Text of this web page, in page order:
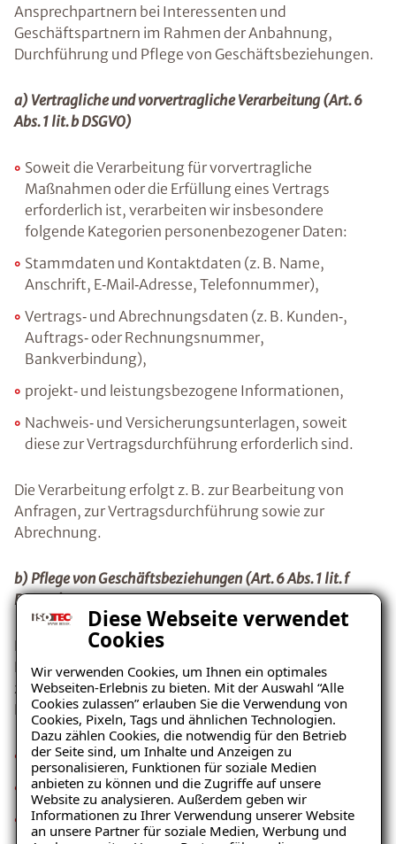
Diese Webseite verwendet
Cookies
Wir verwenden Cookies, um Ihnen ein optimales
Webseiten-Erlebnis zu bieten. Mit der Auswahl “Alle
Cookies zulassen” erlauben Sie die Verwendung von
Cookies, Pixeln, Tags und ähnlichen Technologien.
Dazu zählen Cookies, die notwendig für den Betrieb
der Seite sind, um Inhalte und Anzeigen zu
personalisieren, Funktionen für soziale Medien
anbieten zu können und die Zugriffe auf unsere
Website zu analysieren. Außerdem geben wir
Informationen zu Ihrer Verwendung unserer Website
an unsere Partner für soziale Medien, Werbung und
Ansprechpartnern bei Interessenten und
Geschäftspartnern im Rahmen der Anbahnung,
Durchführung und Pflege von Geschäftsbeziehungen.
a) Vertragliche und vorvertragliche Verarbeitung (Art. 6
Abs. 1 lit. b DSGVO)
Soweit die Verarbeitung für vorvertragliche
Maßnahmen oder die Erfüllung eines Vertrags
erforderlich ist, verarbeiten wir insbesondere
folgende Kategorien personenbezogener Daten:
Stammdaten und Kontaktdaten (z. B. Name,
Anschrift, E‑Mail‑Adresse, Telefonnummer),
Vertrags‑ und Abrechnungsdaten (z. B. Kunden‑,
Auftrags‑ oder Rechnungsnummer,
Bankverbindung),
projekt‑ und leistungsbezogene Informationen,
Nachweis‑ und Versicherungsunterlagen, soweit
diese zur Vertragsdurchführung erforderlich sind.
Die Verarbeitung erfolgt z. B. zur Bearbeitung von
Anfragen, zur Vertragsdurchführung sowie zur
Abrechnung.
b) Pflege von Geschäftsbeziehungen (Art. 6 Abs. 1 lit. f
DSGVO)
Darüber hinaus verarbeiten wir personenbezogene
Daten zur Pflege bestehender Geschäftsbeziehungen,
zur internen Organisation sowie zur effizienten
Kommunikation, insbesondere:
geschäftliche Kontaktdaten,
Kommunikations‑ und Korrespondenzdaten,
vertriebs‑ und projektbezogene
Zusatzinformationen (z. B. Kommunikations‑ und